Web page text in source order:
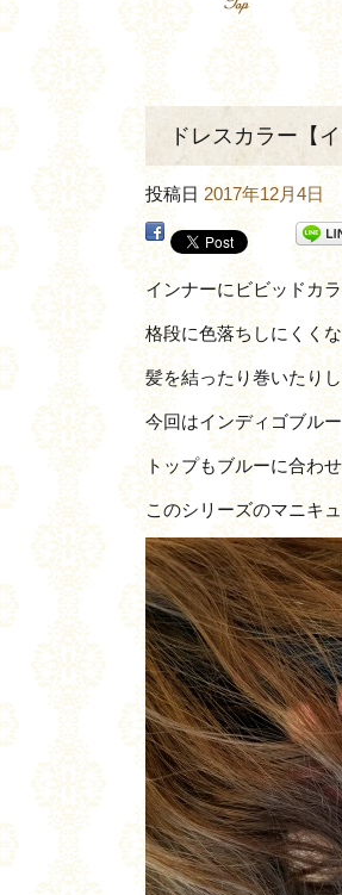
ドレスカラー【
投稿日 2017年12月4日
インナーにビビッドカ
格段に色落ちしにくく
髪を結ったり巻いたり
今回はインディゴブル
トップもブルーに合わ
このシリーズのマニキ